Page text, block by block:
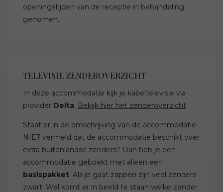
openingstijden van de receptie in behandeling
genomen.
TELEVISIE ZENDEROVERZICHT
In deze accommodatie kijk je kabeltelevisie via
provider Delta. Bekijk hier het zenderoverzicht.
Staat er in de omschrijving van de accommodatie
NIET vermeld dat de accommodatie beschikt over
extra buitenlandse zenders? Dan heb je een
accommodatie geboekt met alleen een
basispakket. Als je gaat zappen zijn veel zenders
zwart. Wel komt er in beeld te staan welke zender